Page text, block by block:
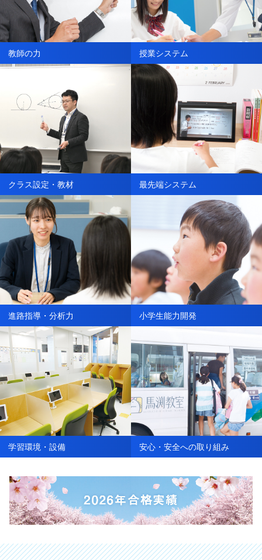
教師の力 授業システム
クラス設定・教材 最先端システム
進路指導・分析力 小学生能力開発
学習環境・設備 安心・安全への取り組み